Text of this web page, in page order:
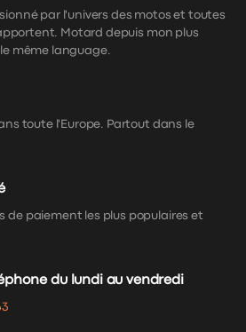
par l'univers des motos et toutes
Motard depuis mon plus
même language.
toute l'Europe. Partout dans le
de paiement les plus populaires et
du lundi au vendredi